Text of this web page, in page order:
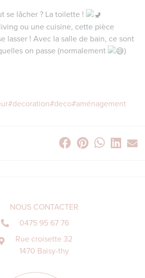
se lâcher ? La toilette !
ou une cuisine, cette pièce
lasser ! Avec la salle de bain, ce sont
on passe (normalement
)
#decoration#deco#aménagement
NOUS CONTACTER
0475 95 67 76
Rue croisette 32
1470 Baisy-thy